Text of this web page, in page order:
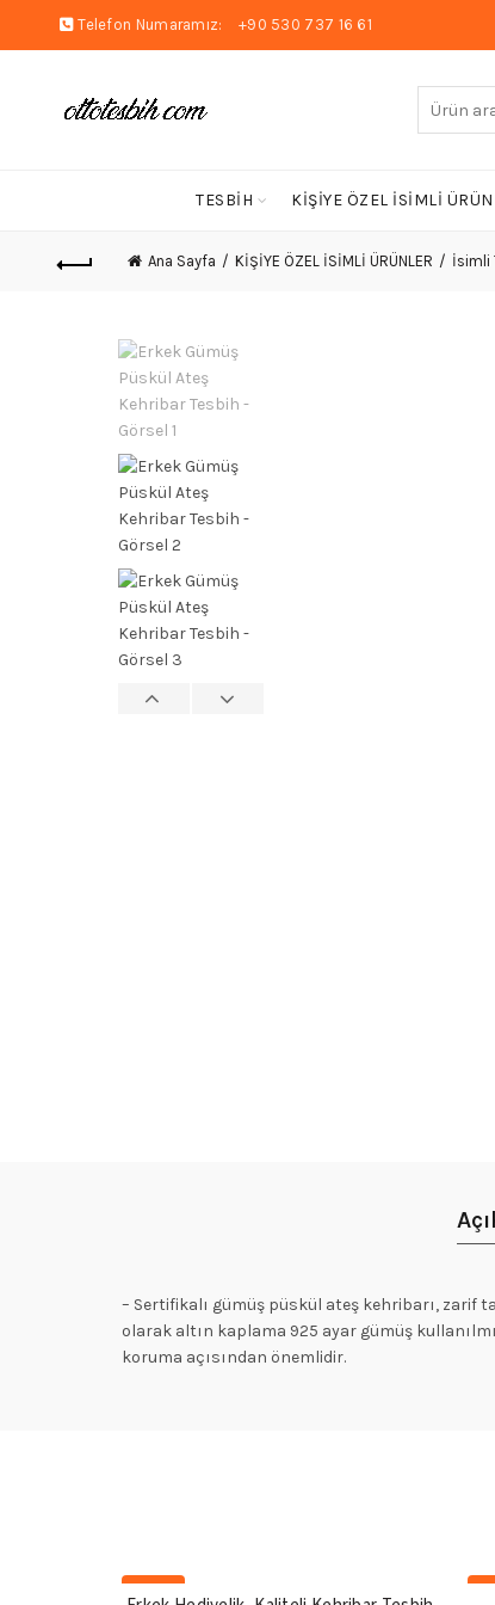
Telefon Numaramız: +90 530 737 16 61
Arayın:
TESBİH KİŞİYE ÖZEL İSİMLİ
Ana Sayfa KİŞİYE ÖZEL İSİMLİ ÜRÜNLER İsimli
– Sertifikalı gümüş püskül ateş kehribarı, zarif
olarak altın kaplama 925 ayar gümüş
koruma açısından önemlidir.